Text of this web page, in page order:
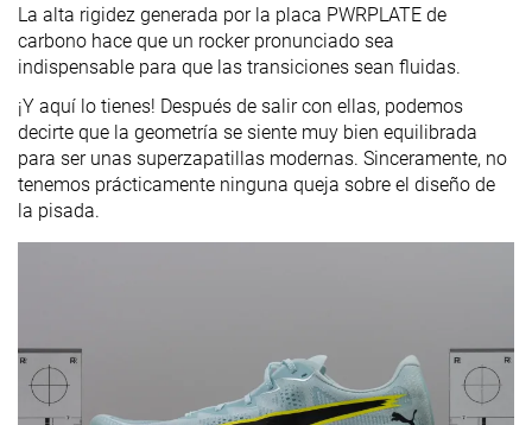
La alta rigidez generada por la placa PWRPLATE de
carbono hace que un rocker pronunciado sea
indispensable para que las transiciones sean fluidas.
¡Y aquí lo tienes! Después de salir con ellas, podemos
decirte que la geometría se siente muy bien equilibrada
para ser unas superzapatillas modernas. Sinceramente, no
tenemos prácticamente ninguna queja sobre el diseño de
la pisada.